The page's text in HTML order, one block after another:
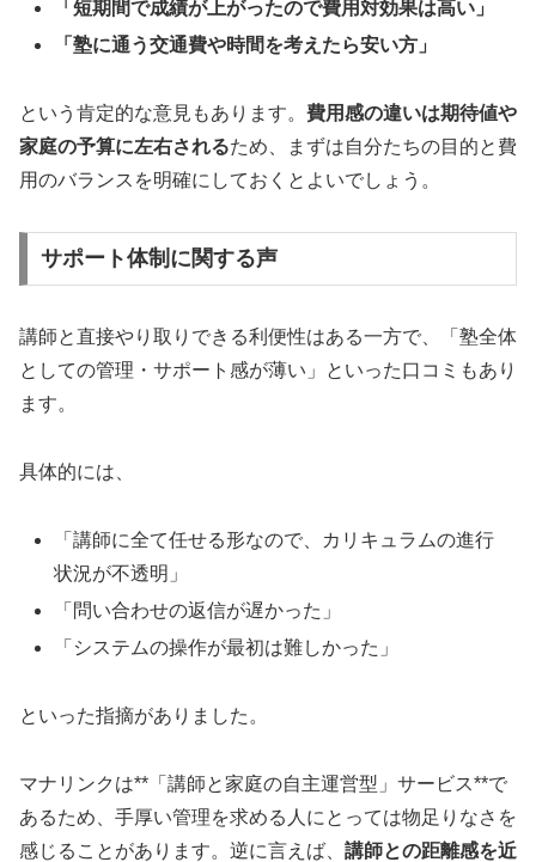
「短期間で成績が上がったので費用対効果は高い」
「塾に通う交通費や時間を考えたら安い方」
という肯定的な意見もあります。 費用感の違いは期待値や
家庭の予算に左右されるため、まずは自分たちの目的と費
用のバランスを明確にしておくとよいでしょう。
サポート体制に関する声
講師と直接やり取りできる利便性はある一方で、「塾全体
としての管理・サポート感が薄い」といった口コミもあり
ます。
具体的には、
「講師に全て任せる形なので、カリキュラムの進行
状況が不透明」
「問い合わせの返信が遅かった」
「システムの操作が最初は難しかった」
といった指摘がありました。
マナリンクは**「講師と家庭の自主運営型」サービス**で
あるため、手厚い管理を求める人にとっては物足りなさを
感じることがあります。逆に言えば、 講師との距離感を近